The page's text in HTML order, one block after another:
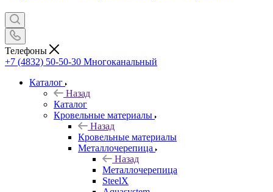
Телефоны
+7 (4832) 50-50-30 Многоканальный
Каталог
Назад
Каталог
Кровельные материалы
Назад
Кровельные материалы
Металлочерепица
Назад
Металлочерепица
SteelX